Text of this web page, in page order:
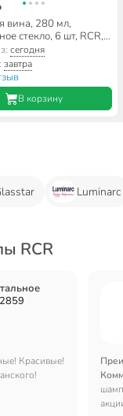
вина, 280 мл,
стекло, 6 шт, RCR,
сегодня
завтра
В корзину
Luminarc
RCR
Красивые!